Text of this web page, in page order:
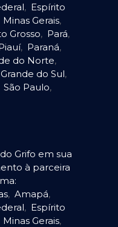
, Espírito
Minas Gerais,
Grosso, Pará,
, Paraná,
do Norte,
do Sul,
São Paulo,
Grifo em sua
à parceira
, Amapá,
, Espírito
Minas Gerais,